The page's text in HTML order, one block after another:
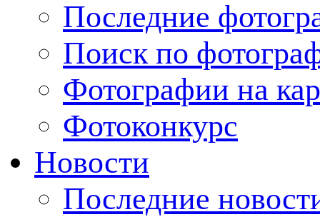
Последние
Поиск по
Фотографии на
Фотоконкурс
Новости
Последние